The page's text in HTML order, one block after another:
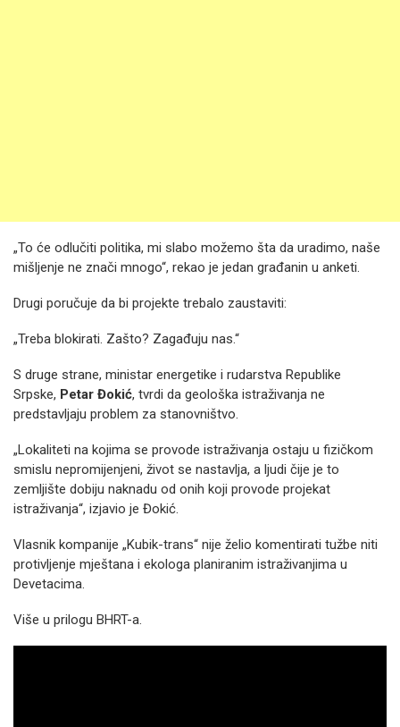
„To će odlučiti politika, mi slabo možemo šta da uradimo, naše
mišljenje ne znači mnogo“, rekao je jedan građanin u anketi.
Drugi poručuje da bi projekte trebalo zaustaviti:
„Treba blokirati. Zašto? Zagađuju nas.“
S druge strane, ministar energetike i rudarstva Republike
Srpske, Petar Đokić, tvrdi da geološka istraživanja ne
predstavljaju problem za stanovništvo.
„Lokaliteti na kojima se provode istraživanja ostaju u fizičkom
smislu nepromijenjeni, život se nastavlja, a ljudi čije je to
zemljište dobiju naknadu od onih koji provode projekat
istraživanja“, izjavio je Đokić.
Vlasnik kompanije „Kubik-trans“ nije želio komentirati tužbe niti
protivljenje mještana i ekologa planiranim istraživanjima u
Devetacima.
Više u prilogu BHRT-a.